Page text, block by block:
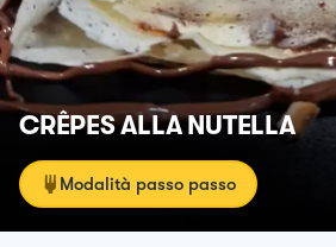
CRÊPES ALLA NUTELLA
Modalità passo passo